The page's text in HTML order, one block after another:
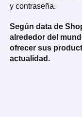
y contraseña.
Según data de
alrededor del
ofrecer sus
actualidad.